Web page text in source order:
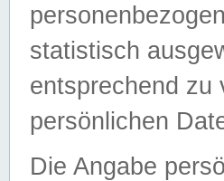
statistisch
entsprechend zu
persönlichen
Die Angabe